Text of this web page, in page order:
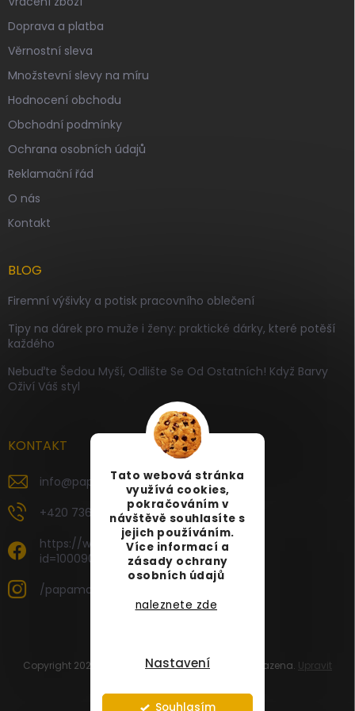
Tato webová stránka
využívá cookies,
pokračováním v
návštěvě souhlasíte s
jejich používáním.
Více informací a
zásady ochrany
osobních údajů
naleznete zde
Nastavení
Souhlasím
Doprava a platba
Věrnostní sleva
Množstevní slevy na míru
Hodnocení obchodu
Obchodní podmínky
Ochrana osobních údajů
Reklamační řád
O nás
Kontakt
BLOG
Firemní výšivky a potisk pracovního oblečení
Tipy na dárek pro muže i ženy: praktické dárky, které potěší
každého
Nebuďte Šedou Myší, Odlište Se Od Ostatních! Když Barvy
Oživí Váš styl
KONTAKT
info@papamartin.cz
+420 736 120 126
https://www.facebook.com/profile.php?
id=100090696535887
/papamartin.cz
Vytvořil Shoptet
Copyright 2026 PAPA MARTIN. Všechna práva vyhrazena. Upravit